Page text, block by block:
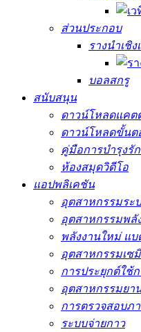
ส่วนประกอบ
รางนำเชิง
บอลสกรู
สนับสนุน
ดาวน์โหลดแคต
ดาวน์โหลดขั้นต
คู่มือการบำรุงรั
ห้องสมุดวิดีโอ
แอปพลิเคชัน
อุตสาหกรรมระ
อุตสาหกรรมพลั
พลังงานใหม่ แบ
อุตสาหกรรมเซ
การประยุกต์ใช้
อุตสาหกรรมยา
การตรวจสอบภ
ระบบจ่ายกาว